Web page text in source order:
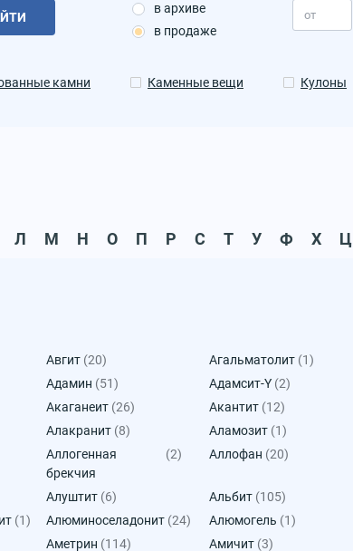
в архиве
в продаже
камни Каменные вещи Кулоны
Л М Н О П Р С Т У Ф Х Ц
Авгит (20) Агальматолит (1)
Адамин (51) Адамсит-Y (2)
Акаганеит (26) Акантит (12)
Алакранит (8) Аламозит (1)
Аллогенная
брекчия
(2) Аллофан (20)
Алуштит (6) Альбит (105)
(1) Алюминоселадонит (24) Алюмогель (1)
Аметрин (114) Амичит (3)